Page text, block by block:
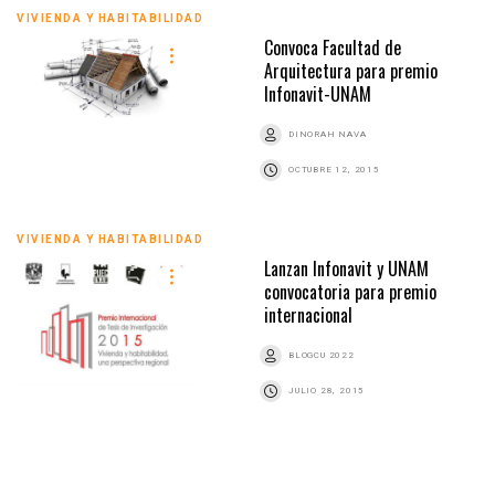
VIVIENDA Y HABITABILIDAD
Convoca Facultad de
Arquitectura para premio
Infonavit-UNAM
DINORAH NAVA
OCTUBRE 12, 2015
VIVIENDA Y HABITABILIDAD
Lanzan Infonavit y UNAM
convocatoria para premio
internacional
BLOGCU 2022
JULIO 28, 2015